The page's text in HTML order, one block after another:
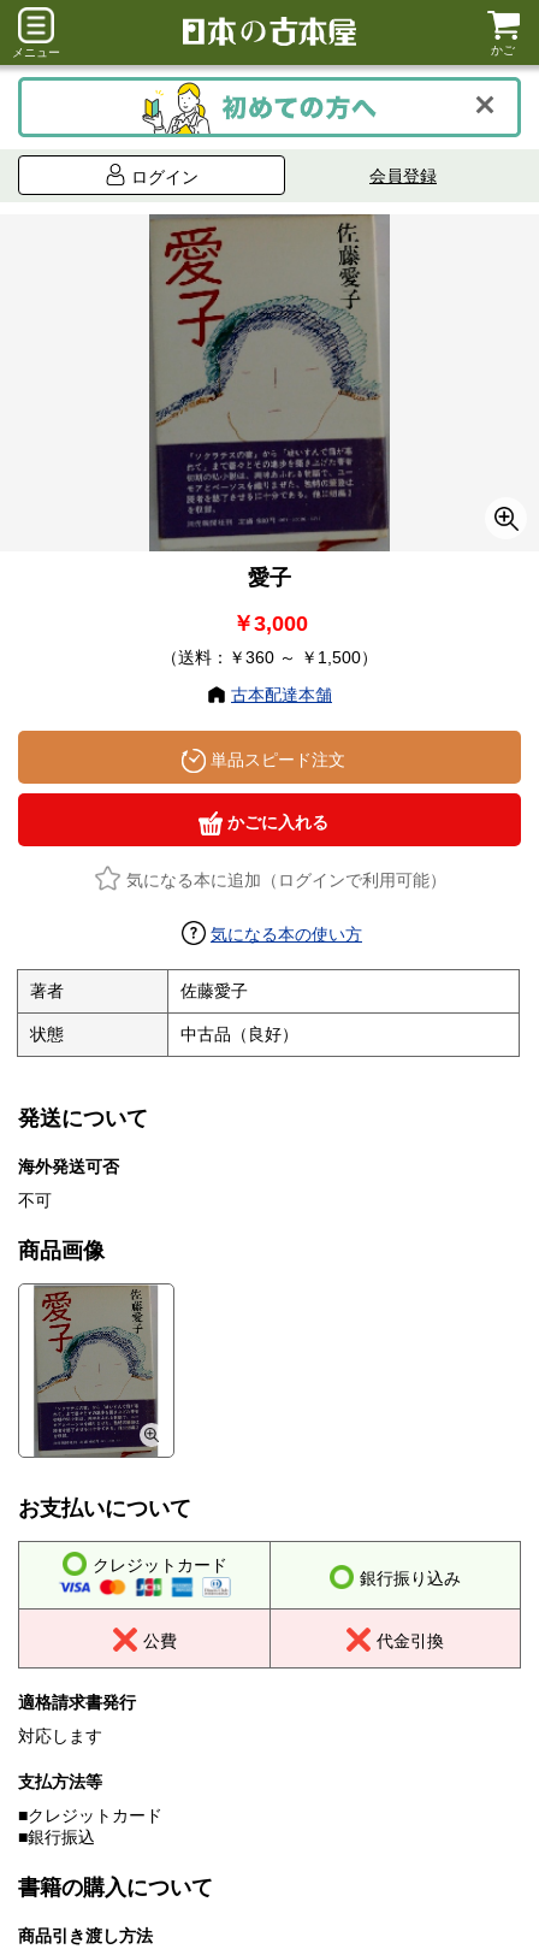
メニュー かご
ログイン 会員登録
愛子
￥3,000
（送料：￥360 ～ ￥1,500）
古本配達本舗
単品スピード注文
かごに入れる
気になる本に追加（ログインで利用可能）
気になる本の使い方
著者 佐藤愛子
状態 中古品（良好）
発送について
海外発送可否
不可
商品画像
お支払いについて
クレジットカード
銀行振り込み
公費 代金引換
適格請求書発行
対応します
支払方法等
■クレジットカード
■銀行振込
書籍の購入について
商品引き渡し方法